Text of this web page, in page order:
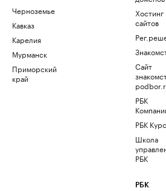
Черноземье
Кавказ
Карелия
Мурманск
Приморский
край
Хостинг
сайтов
Сайт
РБК
РБК
Школа
РБК
РБК